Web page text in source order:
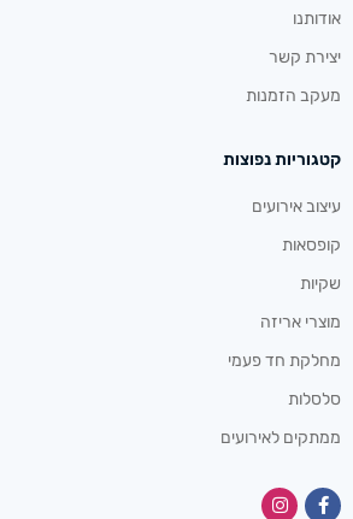
אודותנו
יצירת קשר
מעקב הזמנות
קטגוריות נפוצות
עיצוב אירועים
קופסאות
שקיות
מוצרי אריזה
מחלקת חד פעמי
סלסלות
ממתקים לאירועים